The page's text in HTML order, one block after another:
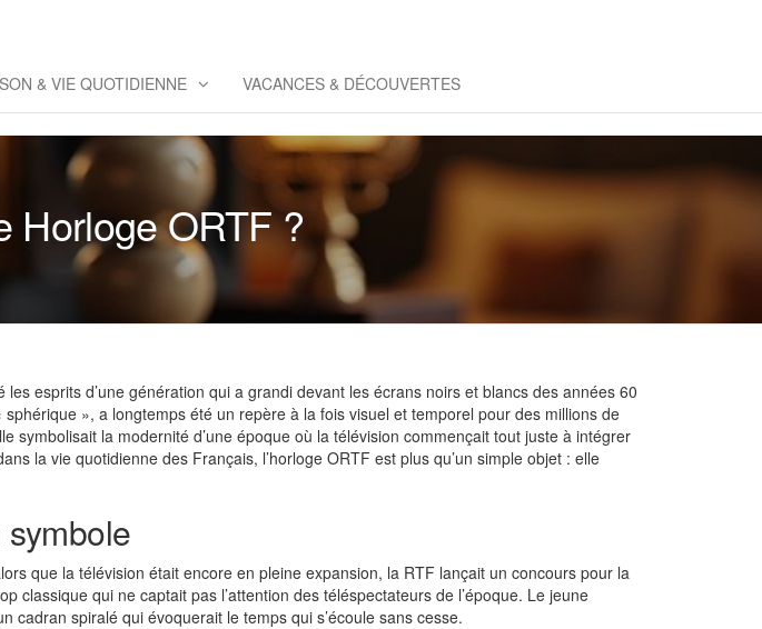
& VIE QUOTIDIENNE VACANCES & DÉCOUVERTES
Horloge ORTF ?
esprits d’une génération qui a grandi devant les écrans noirs et blancs des années 60
», a longtemps été un repère à la fois visuel et temporel pour des millions de
symbolisait la modernité d’une époque où la télévision commençait tout juste à intégrer
la vie quotidienne des Français, l’horloge ORTF est plus qu’un simple objet : elle
symbole
que la télévision était encore en pleine expansion, la RTF lançait un concours pour la
classique qui ne captait pas l’attention des téléspectateurs de l’époque. Le jeune
spiralé qui évoquerait le temps qui s’écoule sans cesse.